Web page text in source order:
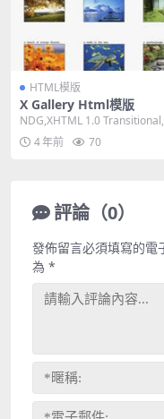
HTML模版
X Gallery Html模版
NDG,XHTML 1.0
d Width, ...
4 年前 70
評論（0）
發佈留言必須填寫的電
為 *